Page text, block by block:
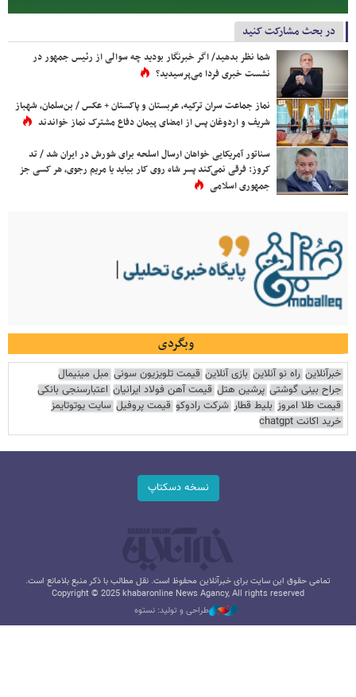
در بحث مشارکت کنید
شما نظر بدهید/ اگر خبرنگار بودید چه سوالی از رئیس جمهور در
نشست خبری فردا می‌پرسیدید؟
نماز جماعت سران ترکیه، عربستان و پاکستان + عکس / بن‌سلمان، شهباز
شریف و اردوغان پس از امضای پیمان دفاع مشترک نماز خواندند
سناتور آمریکایی خواهان ارسال اسلحه برای شورش در ایران شد / تد
کروز: فرقی نمی‌کند پسر شاه روی کار بیاید یا مریم رجوی، هر کسی جز
جمهوری اسلامی
وبگردی
خبرآنلاین راه نو آنلاین بازی آنلاین قیمت تلویزیون سونی مبل مینیمال
جراح بینی گوشتی پرشین هتل قیمت آهن فولاد ایرانیان اعتبارسنجی بانکی
قیمت طلا امروز بلیط قطار شرکت رادوکو قیمت پروفیل سایت یوتوتایمز
خرید اکانت chatgpt
نسخه دسکتاپ
تمامی حقوق این سایت برای خبرآنلاین محفوظ است. نقل مطالب با ذکر منبع بلامانع است.
Copyright © 2025 khabaronline News Agancy, All rights reserved
طراحی و تولید: نستوه